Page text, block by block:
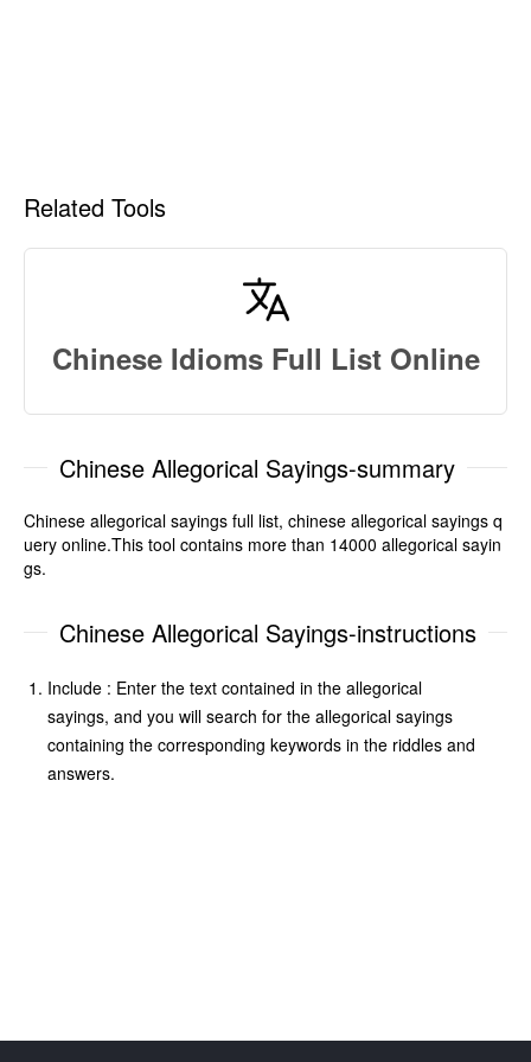
Related Tools
Chinese Idioms Full List Online
Chinese Allegorical Sayings-summary
Chinese allegorical sayings full list, chinese allegorical sayings q
uery online.This tool contains more than 14000 allegorical sayin
gs.
Chinese Allegorical Sayings-instructions
Include : Enter the text contained in the allegorical
sayings, and you will search for the allegorical sayings
containing the corresponding keywords in the riddles and
answers.